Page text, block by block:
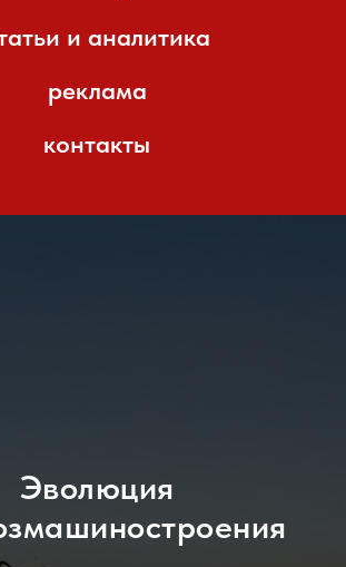
и аналитика
реклама
контакты
Эволюция